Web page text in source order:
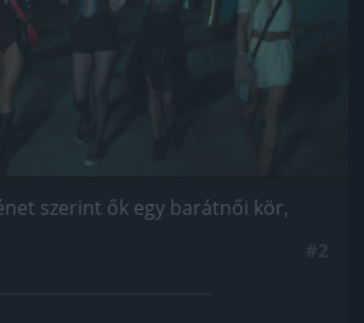
szerint ők egy barátnői kör,